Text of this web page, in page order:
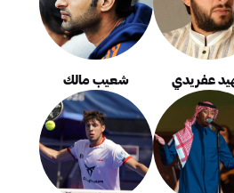
عفريدي شعيب مالك